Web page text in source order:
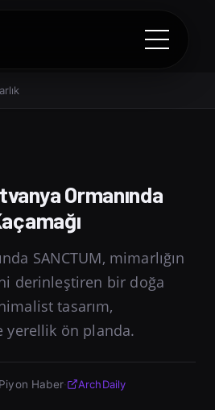
Ormanında
SANCTUM, mimarlığın
derinleştiren bir doğa
tasarım,
ön planda.
Piyon Haber· ArchDaily